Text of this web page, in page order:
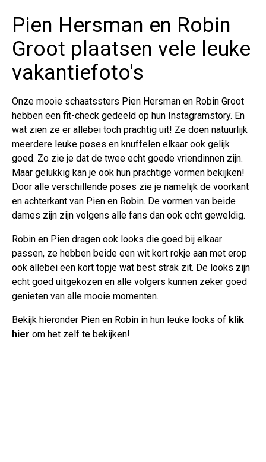
Pien Hersman en Robin
Groot plaatsen vele leuke
vakantiefoto's
Onze mooie schaatssters Pien Hersman en Robin Groot
hebben een fit-check gedeeld op hun Instagramstory. En
wat zien ze er allebei toch prachtig uit! Ze doen natuurlijk
meerdere leuke poses en knuffelen elkaar ook gelijk
goed. Zo zie je dat de twee echt goede vriendinnen zijn.
Maar gelukkig kan je ook hun prachtige vormen bekijken!
Door alle verschillende poses zie je namelijk de voorkant
en achterkant van Pien en Robin. De vormen van beide
dames zijn zijn volgens alle fans dan ook echt geweldig.
Robin en Pien dragen ook looks die goed bij elkaar
passen, ze hebben beide een wit kort rokje aan met erop
ook allebei een kort topje wat best strak zit. De looks zijn
echt goed uitgekozen en alle volgers kunnen zeker goed
genieten van alle mooie momenten.
Bekijk hieronder Pien en Robin in hun leuke looks of klik
hier om het zelf te bekijken!